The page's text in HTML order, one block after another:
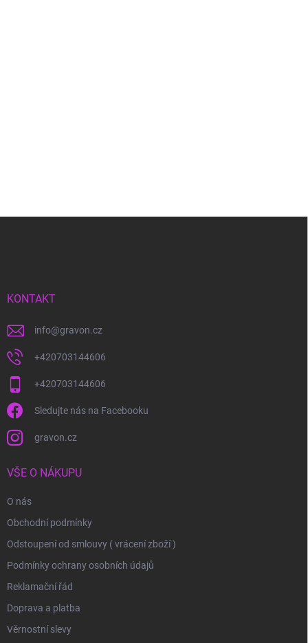
KONTAKT
info@gravon.cz
+420703144606
+420703144606
Sledujte nás na Facebooku
gravon.cz
VŠE O NÁKUPU
O nás
Obchodní podmínky
Odstoupení od smlouvy ( vrácení zboží )
Podmínky ochrany osobních údajů
Reklamační řád
Doprava a platba
Věrnostní slevy